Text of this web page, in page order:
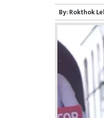
By:Rokthok